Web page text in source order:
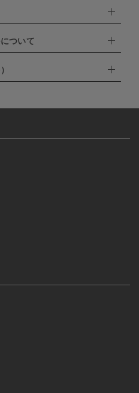
けます。
ついて
でにご連絡頂いた場合はキャン
の商品のみ再度ご注文お願いしま
ない場合がございます。あらか